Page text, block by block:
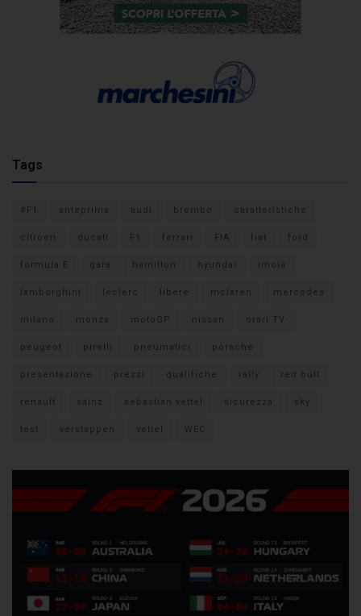
Tags
#F1 anteprima audi brembo caratteristiche
citroen ducati F1 ferrari FIA fiat ford
formula E gara hamilton hyundai imola
lamborghini leclerc libere mclaren mercedes
milano monza motoGP nissan orari TV
peugeot pirelli pneumatici porsche
presentazione prezzi qualifiche rally red bull
renault sainz sebastian vettel sicurezza sky
test verstappen vettel WEC